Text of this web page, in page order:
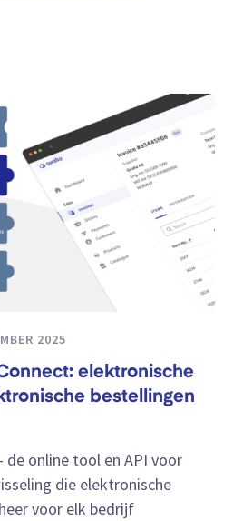
2025
elektronische
bestellingen
de online tool en API voor
die elektronische
voor elk bedrijf